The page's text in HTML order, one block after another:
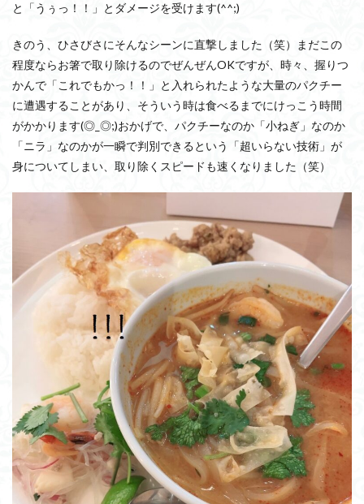
と「うぅっ！！」とダメージを受けます(^^;)
きのう、ひさびさにそんなシーンに直撃しました（笑）まだこの
程度ならお箸で取り除けるのでぜんぜんOKですが、時々、握りつ
かんで「これでもかっ！！」と入れられたような大量のパクチー
に遭遇することがあり、そういう時は食べるまでにけっこう時間
がかかります(◎_◎;)おかげで、パクチーなのか「小ねぎ」なのか
「ニラ」なのかが一瞬で判別できるという「超いらない技術」が
身についてしまい、取り除くスピードも速くなりました（笑）